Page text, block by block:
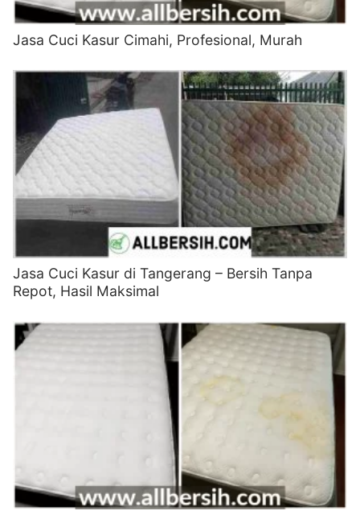
Jasa Cuci Kasur Cimahi, Profesional, Murah
Jasa Cuci Kasur di Tangerang – Bersih Tanpa
Repot, Hasil Maksimal